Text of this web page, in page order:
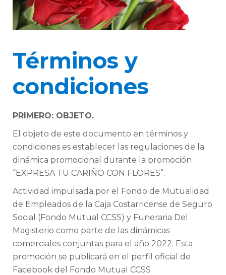
Términos y
condiciones
PRIMERO: OBJETO.
El objeto de este documento en términos y
condiciones es establecer las regulaciones de la
dinámica promocional durante la promoción
“EXPRESA TU CARIÑO CON FLORES”.
Actividad impulsada por el Fondo de Mutualidad
de Empleados de la Caja Costarricense de Seguro
Social (Fondo Mutual CCSS) y Funeraria Del
Magisterio como parte de las dinámicas
comerciales conjuntas para el año 2022. Esta
promoción se publicará en el perfil oficial de
Facebook del Fondo Mutual CCSS